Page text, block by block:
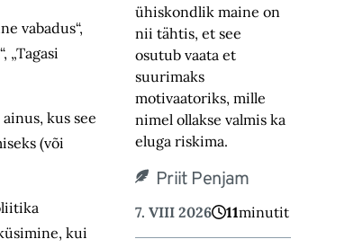
vabadus“,
„Tagasi
kus see
(või
kui
ühiskondlik maine on
nii tähtis, et see
osutub vaata et
suurimaks
motivaatoriks, ‎mille
nimel ollakse valmis ka
eluga riskima.‎
Priit Penjam
7. VIII 2026 11minutit